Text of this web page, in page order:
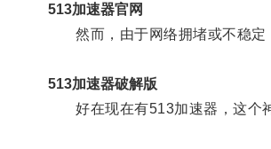
513加速器官网
然而，由于网络拥堵或不稳定
513加速器破解版
好在现在有513加速器，这个神